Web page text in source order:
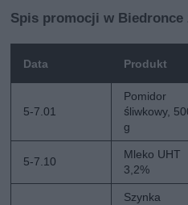
Spis promocji w
Data Produkt
5-7.01
Pomidor
śliwkowy,
g
5-7.10
Mleko UHT
3,2%
Szynka